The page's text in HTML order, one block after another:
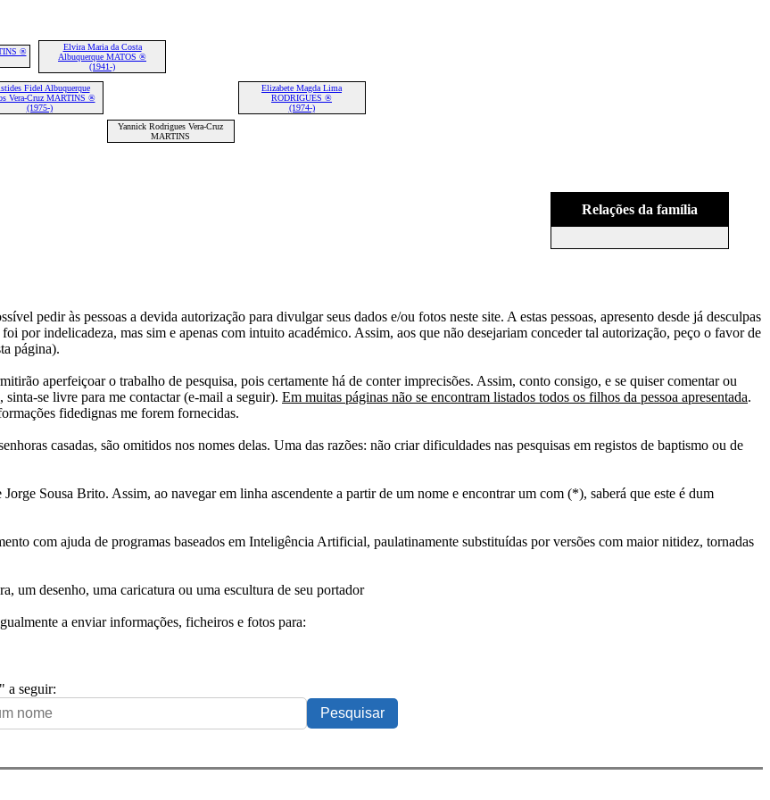
®
Elvira Maria da Costa
Albuquerque MATOS ®
(1941-)
Fidel Albuquerque
Vera-Cruz MARTINS ®
(1975-)
Elizabete Magda Lima
RODRIGUES ®
(1974-)
Yannick Rodrigues Vera-Cruz
MARTINS
Relações da família
pedir às pessoas a devida autorização para divulgar seus dados e/ou fotos neste site. A estas pessoas, apresento desde já desculpas
por indelicadeza, mas sim e apenas com intuito académico. Assim, aos que não desejariam conceder tal autorização, peço o favor de
página).
aperfeiçoar o trabalho de pesquisa, pois certamente há de conter imprecisões. Assim, conto consigo, e se quiser comentar ou
se livre para me contactar (e-mail a seguir). Em muitas páginas não se encontram listados todos os filhos da pessoa apresentada.
fidedignas me forem fornecidas.
casadas, são omitidos nos nomes delas. Uma das razões: não criar dificuldades nas pesquisas em registos de baptismo ou de
Sousa Brito. Assim, ao navegar em linha ascendente a partir de um nome e encontrar um com (*), saberá que este é dum
com ajuda de programas baseados em Inteligência Artificial, paulatinamente substituídas por versões com maior nitidez, tornadas
um desenho, uma caricatura ou uma escultura de seu portador
a enviar informações, ficheiros e fotos para:
a seguir: